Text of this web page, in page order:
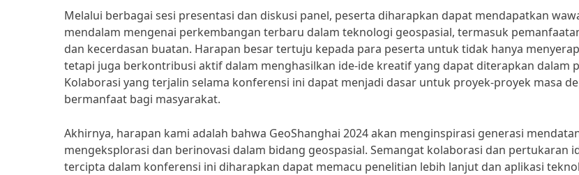
Melalui berbagai sesi presentasi dan diskusi panel, peserta diharapkan dapat mendapatkan
mendalam mengenai perkembangan terbaru dalam teknologi geospasial, termasuk
dan kecerdasan buatan. Harapan besar tertuju kepada para peserta untuk tidak hanya
tetapi juga berkontribusi aktif dalam menghasilkan ide-ide kreatif yang dapat diterapkan dalam
Kolaborasi yang terjalin selama konferensi ini dapat menjadi dasar untuk proyek-proyek masa
bermanfaat bagi masyarakat.
Akhirnya, harapan kami adalah bahwa GeoShanghai 2024 akan menginspirasi generasi
mengeksplorasi dan berinovasi dalam bidang geospasial. Semangat kolaborasi dan pertukaran
tercipta dalam konferensi ini diharapkan dapat memacu penelitian lebih lanjut dan aplikasi